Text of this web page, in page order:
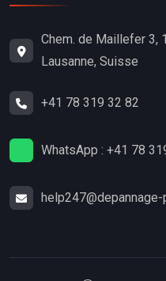
Chem. de Maillefer 3,
Lausanne, Suisse
+41 78 319 32 82
WhatsApp : +41 78
help247@depannage-